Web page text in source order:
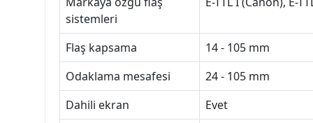
sistemleri
Flaş kapsama
14 - 105 mm
Odaklama mesafesi
24 - 105 mm
Dahili ekran
Evet